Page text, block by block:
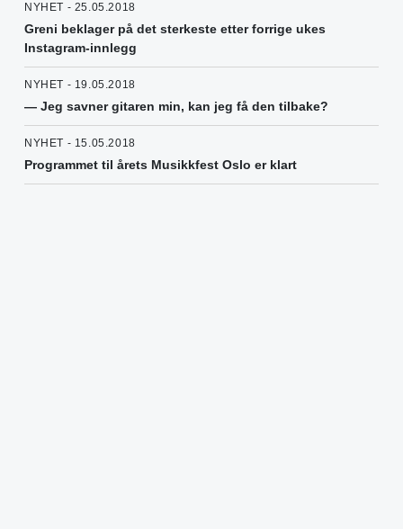
NYHET - 25.05.2018
Greni beklager på det sterkeste etter forrige ukes
Instagram-innlegg
NYHET - 19.05.2018
— Jeg savner gitaren min, kan jeg få den tilbake?
NYHET - 15.05.2018
Programmet til årets Musikkfest Oslo er klart